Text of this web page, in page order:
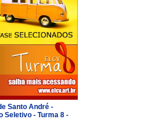
Santo André -
Seletivo - Turma 8 -